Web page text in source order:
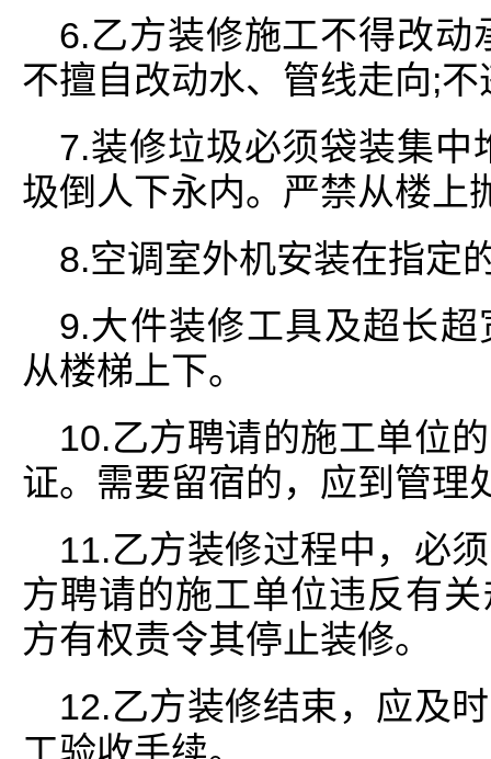
6.乙方装修施工不得改
不擅自改动水、管线走向;
7.装修垃圾必须袋装集
圾倒人下永内。严禁从楼上
8.空调室外机安装在指定
9.大件装修工具及超长
从楼梯上下。
10.乙方聘请的施工单位
证。需要留宿的，应到管理
11.乙方装修过程中，必
方聘请的施工单位违反有
方有权责令其停止装修。
12.乙方装修结束，应及